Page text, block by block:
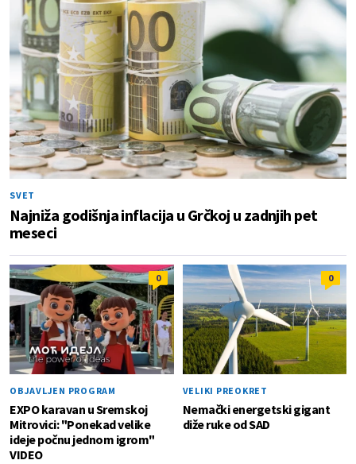
SVET
Najniža godišnja inflacija u Grčkoj u zadnjih pet
meseci
0
OBJAVLJEN PROGRAM
EXPO karavan u Sremskoj
Mitrovici: "Ponekad velike
ideje počnu jednom igrom"
VIDEO
0
VELIKI PREOKRET
Nemački energetski gigant
diže ruke od SAD